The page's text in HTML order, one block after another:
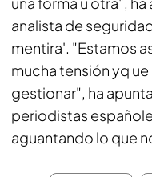
analista de
mentira'. "Estamos
mucha tensión yq
gestionar", ha
periodistas
aguantando lo que